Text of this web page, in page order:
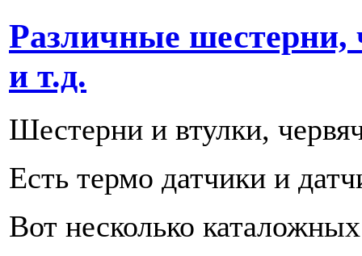
Различные шестерни,
и т.д.
Шестерни и втулки,
Есть термо датчики и
Вот несколько